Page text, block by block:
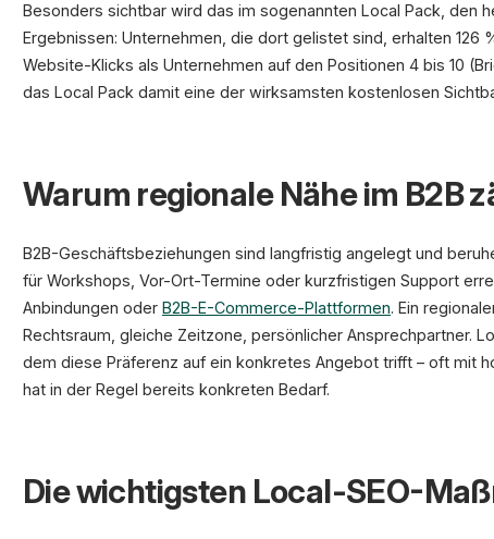
Besonders sichtbar wird das im sogenannten Local Pack, den
Ergebnissen: Unternehmen, die dort gelistet sind, erhalten
Website-Klicks als Unternehmen auf den Positionen 4 bis 10
das Local Pack damit eine der wirksamsten kostenlosen
Warum regionale Nähe im B2B
B2B-Geschäftsbeziehungen sind langfristig angelegt und
für Workshops, Vor-Ort-Termine oder kurzfristigen Support
Anbindungen oder B2B-E-Commerce-Plattformen. Ein
Rechtsraum, gleiche Zeitzone, persönlicher Ansprechpartner.
dem diese Präferenz auf ein konkretes Angebot trifft – oft mit
hat in der Regel bereits konkreten Bedarf.
Die wichtigsten Local-SEO-